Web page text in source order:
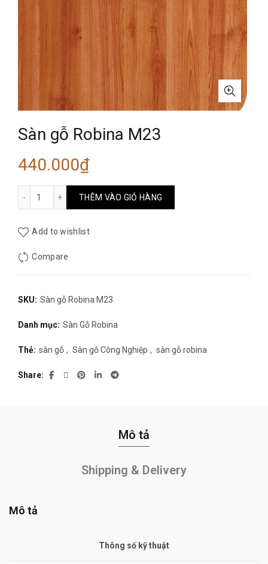
Sàn gỗ Robina M23
440.000₫
Sàn gỗ Robina M23 số lượng
THÊM VÀO GIỎ HÀNG
Add to wishlist
Compare
SKU: Sàn gỗ Robina M23
Danh mục: Sàn Gỗ Robina
Thẻ: sàn gỗ , Sàn gỗ Công Nghiệp , sàn gỗ robina
Share
Mô tả
Shipping & Delivery
Mô tả
Thông số kỹ thuật